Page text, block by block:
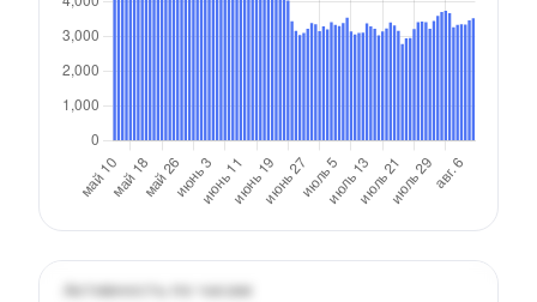
Активность по часам